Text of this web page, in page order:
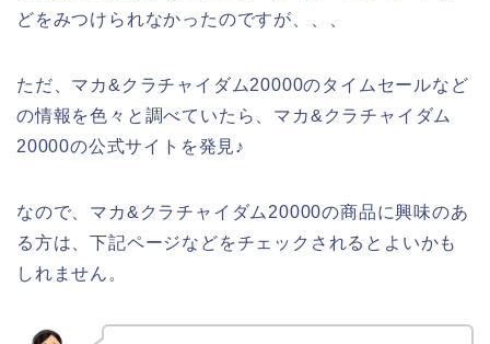
どをみつけられなかったのですが、、、
ただ、マカ&クラチャイダム20000のタイムセールなど
の情報を色々と調べていたら、マカ&クラチャイダム
20000の公式サイトを発見♪
なので、マカ&クラチャイダム20000の商品に興味のあ
る方は、下記ページなどをチェックされるとよいかも
しれません。